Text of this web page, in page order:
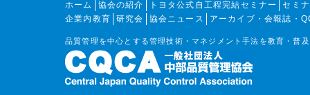
ホーム 協会の紹介 トヨタ公式自工程完結セミナー
セミ
企業内教育
研究会 協会ニュース アーカイブ・会報誌・
品質管理を中心とする管理技術・マネジメント手法を教育・普